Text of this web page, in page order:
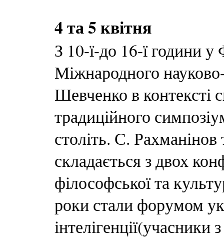
4 та 5 квітня
З 10-ї-до 16-ї години у
Міжнародного
Шевченко в контексті
традиційного
століть. С.
складається з двох
філософської та
роки стали форумом
інтелігенції(учасники з